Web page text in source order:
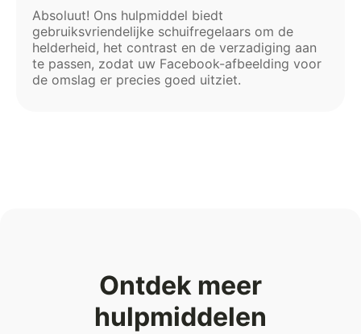
Absoluut! Ons hulpmiddel biedt
gebruiksvriendelijke schuifregelaars om de
helderheid, het contrast en de verzadiging aan
te passen, zodat uw Facebook-afbeelding voor
de omslag er precies goed uitziet.
Ontdek meer
hulpmiddelen